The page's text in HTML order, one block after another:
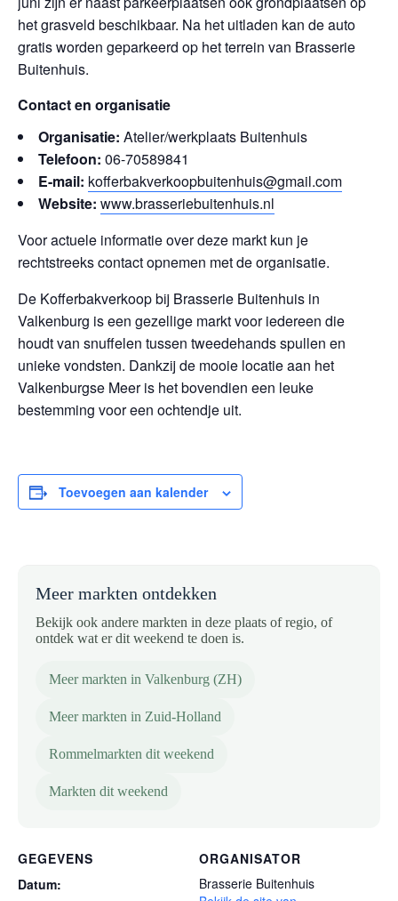
het grasveld beschikbaar. Na het uitladen kan de auto
gratis worden geparkeerd op het terrein van Brasserie
Buitenhuis.
Contact en organisatie
Organisatie: Atelier/werkplaats Buitenhuis
Telefoon: 06-70589841
E-mail: kofferbakverkoopbuitenhuis@gmail.com
Website: www.brasseriebuitenhuis.nl
Voor actuele informatie over deze markt kun je
rechtstreeks contact opnemen met de organisatie.
De Kofferbakverkoop bij Brasserie Buitenhuis in
Valkenburg is een gezellige markt voor iedereen die
houdt van snuffelen tussen tweedehands spullen en
unieke vondsten. Dankzij de mooie locatie aan het
Valkenburgse Meer is het bovendien een leuke
bestemming voor een ochtendje uit.
Toevoegen aan kalender
Meer markten ontdekken
Bekijk ook andere markten in deze plaats of regio, of
ontdek wat er dit weekend te doen is.
Meer markten in Valkenburg (ZH)
Meer markten in Zuid-Holland
Rommelmarkten dit weekend
Markten dit weekend
GEGEVENS
Datum:
ORGANISATOR
Brasserie Buitenhuis